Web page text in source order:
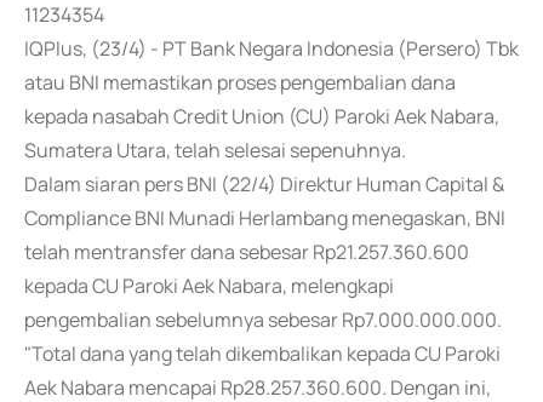
11234354
IQPlus, (23/4) - PT Bank Negara Indonesia (Persero) Tbk
atau BNI memastikan proses pengembalian dana
kepada nasabah Credit Union (CU) Paroki Aek Nabara,
Sumatera Utara, telah selesai sepenuhnya.
Dalam siaran pers BNI (22/4) Direktur Human Capital &
Compliance BNI Munadi Herlambang menegaskan, BNI
telah mentransfer dana sebesar Rp21.257.360.600
kepada CU Paroki Aek Nabara, melengkapi
pengembalian sebelumnya sebesar Rp7.000.000.000.
"Total dana yang telah dikembalikan kepada CU Paroki
Aek Nabara mencapai Rp28.257.360.600. Dengan ini,